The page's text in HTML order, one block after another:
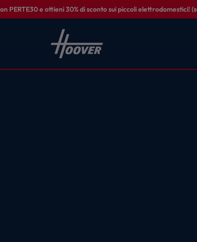
PERTE30 e ottieni 30% di sconto sui piccoli elettrodomestici!